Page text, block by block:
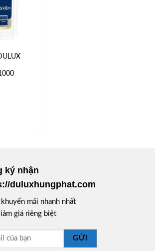
ký nhận
duluxhungphat.com
mãi nhanh nhất
giá riêng biệt
GỬI